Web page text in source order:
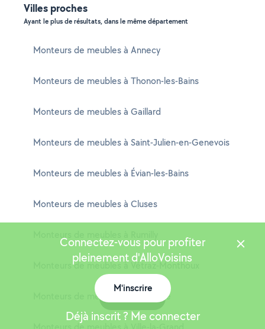
Villes proches
Ayant le plus de résultats, dans le même département
Monteurs de meubles à Annecy
Monteurs de meubles à Thonon-les-Bains
Monteurs de meubles à Gaillard
Monteurs de meubles à Saint-Julien-en-Genevois
Monteurs de meubles à Évian-les-Bains
Monteurs de meubles à Cluses
Monteurs de meubles à Vétraz-Monthoux
Monteurs de meubles à Bonneville
Connectez-vous pour profiter
pleinement d'AlloVoisins
M'inscrire
Déjà inscrit ? Me connecter